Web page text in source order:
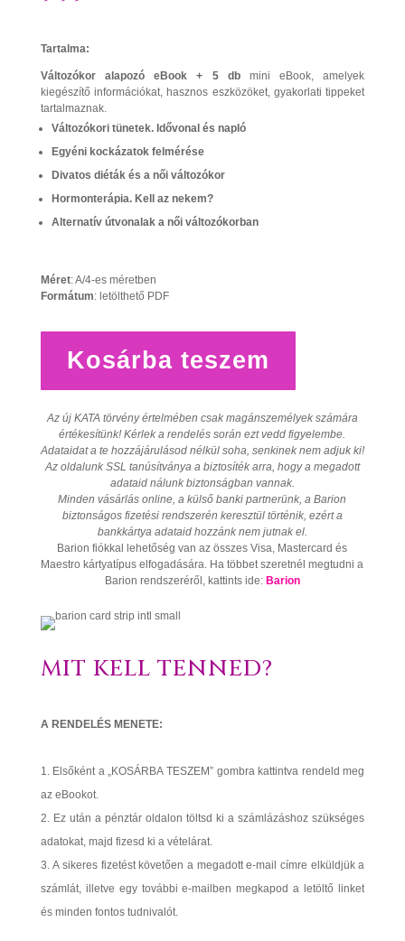
Tartalma:
Változókor alapozó eBook + 5 db mini eBook, amelyek
kiegészítő információkat, hasznos eszközöket, gyakorlati tippeket
tartalmaznak.
Változókori tünetek. Idővonal és napló
Egyéni kockázatok felmérése
Divatos diéták és a női változókor
Hormonterápia. Kell az nekem?
Alternatív útvonalak a női változókorban
Méret: A/4-es méretben
Formátum: letölthető PDF
alapozó
eBook
csomag
Kosárba teszem
Az új KATA törvény értelmében csak magánszemélyek számára
értékesítünk! Kérlek a rendelés során ezt vedd figyelembe.
Adataidat a te hozzájárulásod nélkül soha, senkinek nem adjuk ki!
Az oldalunk SSL tanúsítványa a biztosíték arra, hogy a megadott
adataid nálunk biztonságban vannak.
Minden vásárlás online, a külső banki partnerünk, a Barion
biztonságos fizetési rendszerén keresztül történik, ezért a
bankkártya adataid hozzánk nem jutnak el.
Barion fiókkal lehetőség van az összes Visa, Mastercard és
Maestro kártyatípus elfogadására. Ha többet szeretnél megtudni a
Barion rendszeréről, kattints ide: Barion
MIT KELL TENNED?
A RENDELÉS MENETE:
Elsőként a „KOSÁRBA TESZEM” gombra kattintva rendeld meg
az eBookot.
Ez után a pénztár oldalon töltsd ki a számlázáshoz szükséges
adatokat, majd fizesd ki a vételárat.
A sikeres fizetést követően a megadott e-mail címre elküldjük a
számlát, illetve egy további e-mailben megkapod a letöltő linket
és minden fontos tudnivalót.